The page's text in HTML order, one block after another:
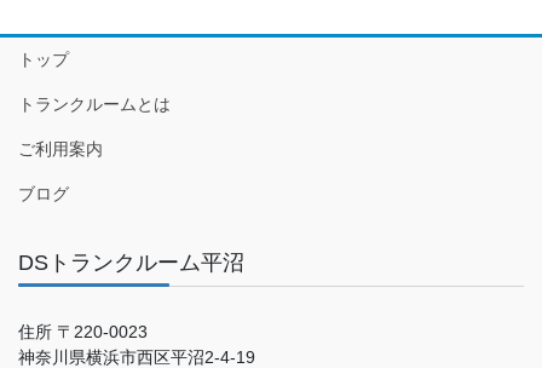
トップ
トランクルームとは
ご利用案内
ブログ
DSトランクルーム平沼
住所 〒220-0023
神奈川県横浜市西区平沼2-4-19